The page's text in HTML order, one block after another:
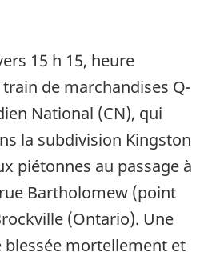
15 h 15, heure
de marchandises Q-
National (CN), qui
la subdivision Kingston
piétonnes au passage à
Bartholomew (point
(Ontario). Une
blessée mortellement et